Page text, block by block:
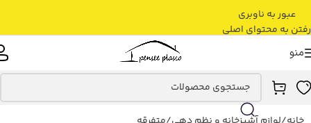
عبور به ناوبری
رفتن به محتوای اصلی
منو